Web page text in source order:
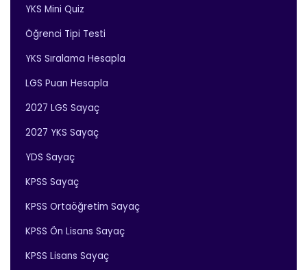
YKS Mini Quiz
Öğrenci Tipi Testi
YKS Sıralama Hesapla
LGS Puan Hesapla
2027 LGS Sayaç
2027 YKS Sayaç
YDS Sayaç
KPSS Sayaç
KPSS Ortaöğretim Sayaç
KPSS Ön Lisans Sayaç
KPSS Lisans Sayaç